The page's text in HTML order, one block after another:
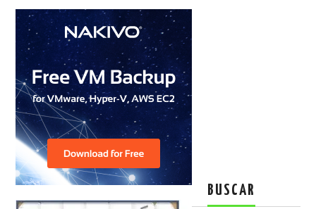
BUSCAR